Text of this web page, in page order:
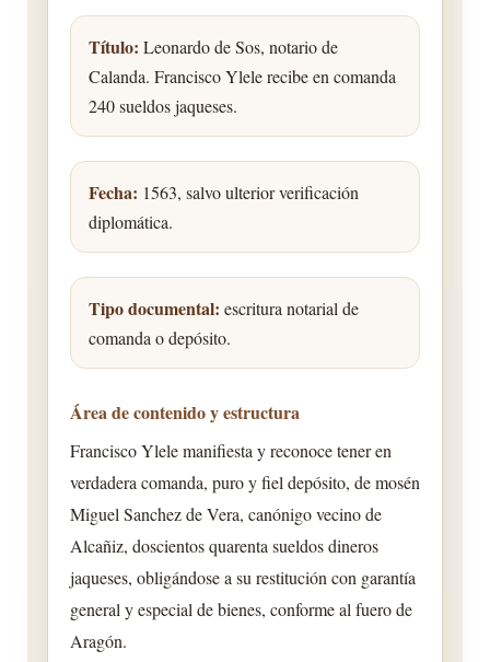
Título: Leonardo de Sos, notario de
Calanda. Francisco Ylele recibe en comanda
240 sueldos jaqueses.
Fecha: 1563, salvo ulterior verificación
diplomática.
Tipo documental: escritura notarial de
comanda o depósito.
Área de contenido y estructura
Francisco Ylele manifiesta y reconoce tener en
verdadera comanda, puro y fiel depósito, de mosén
Miguel Sanchez de Vera, canónigo vecino de
Alcañiz, doscientos quarenta sueldos dineros
jaqueses, obligándose a su restitución con garantía
general y especial de bienes, conforme al fuero de
Aragón.